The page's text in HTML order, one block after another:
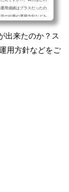
用成績はプラスだったの
の結果や運用方針などを
年の投資目標2021年もあ
していたこともあり気付け
...
出来たのか？ス
用方針などをご